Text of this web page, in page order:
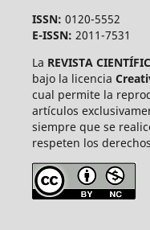
ISSN: 0120-5552
E-ISSN: 2011-7531
La REVISTA
bajo la licencia
cual permite la
artículos
siempre que se
respeten los